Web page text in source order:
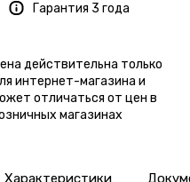
Гарантия 3 года
действительна только
интернет-магазина и
отличаться от цен в
магазинах
Характеристики